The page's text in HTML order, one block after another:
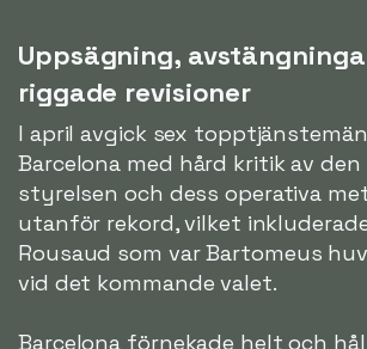
Uppsägning,
riggade revisioner
I april avgick sex
Barcelona med hård kritik av
styrelsen och dess operativa
utanför rekord, vilket
Rousaud som var Bartomeus
vid det kommande valet.
Barcelona förnekade helt och